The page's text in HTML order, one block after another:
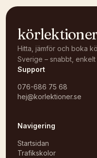
Hitta, jämför och boka
Sverige – snabbt,
Support
076-686 75 68
hej@korlektioner.se
Navigering
Startsidan
Trafikskolor